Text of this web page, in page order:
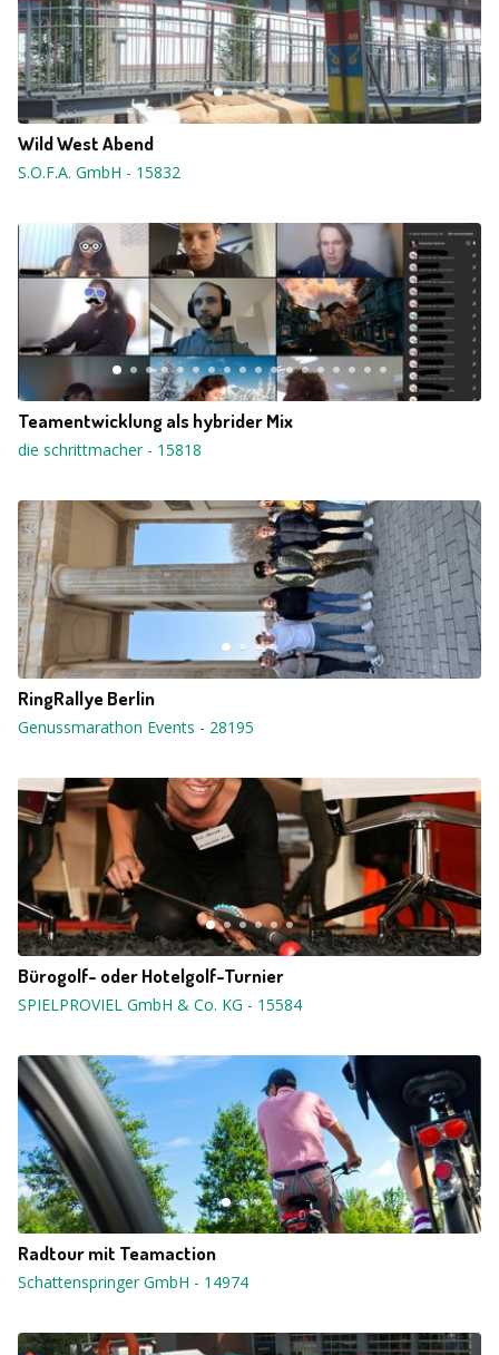
Wild West Abend
S.O.F.A. GmbH - 15832
Teamentwicklung als hybrider Mix
die schrittmacher - 15818
RingRallye Berlin
Genussmarathon Events - 28195
Bürogolf- oder Hotelgolf-Turnier
SPIELPROVIEL GmbH & Co. KG - 15584
Radtour mit Teamaction
Schattenspringer GmbH - 14974